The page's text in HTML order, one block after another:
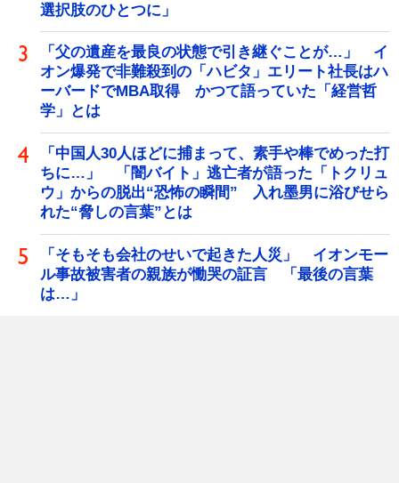
選択肢のひとつに」
「父の遺産を最良の状態で引き継ぐことが…」 イ
オン爆発で非難殺到の「ハビタ」エリート社長はハ
ーバードでMBA取得 かつて語っていた「経営哲
学」とは
「中国人30人ほどに捕まって、素手や棒でめった打
ちに…」 「闇バイト」逃亡者が語った「トクリュ
ウ」からの脱出“恐怖の瞬間” 入れ墨男に浴びせら
れた“脅しの言葉”とは
「そもそも会社のせいで起きた人災」 イオンモー
ル事故被害者の親族が慟哭の証言 「最後の言葉
は…」